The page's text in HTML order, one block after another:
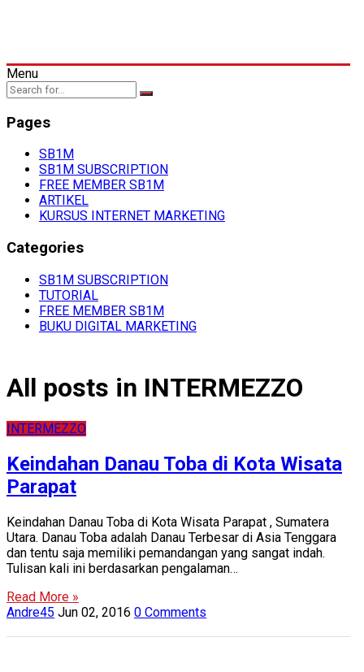
Menu
Pages
SB1M
SB1M SUBSCRIPTION
FREE MEMBER SB1M
ARTIKEL
KURSUS INTERNET MARKETING
Categories
SB1M SUBSCRIPTION
TUTORIAL
FREE MEMBER SB1M
BUKU DIGITAL MARKETING
All posts in INTERMEZZO
INTERMEZZO
Keindahan Danau Toba di Kota Wisata
Parapat
Keindahan Danau Toba di Kota Wisata Parapat , Sumatera
Utara. Danau Toba adalah Danau Terbesar di Asia Tenggara
dan tentu saja memiliki pemandangan yang sangat indah.
Tulisan kali ini berdasarkan pengalaman…
Read More »
Andre45 Jun 02, 2016 0 Comments